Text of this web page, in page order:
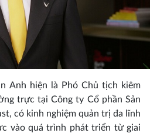
Anh hiện là Phó Chủ tịch kiêm
trực tại Công ty Cổ phần Sản
có kinh nghiệm quản trị đa lĩnh
vào quá trình phát triển từ giai